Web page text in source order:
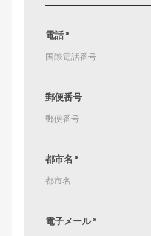
電話 *
郵便番号
都市名 *
電子メール *